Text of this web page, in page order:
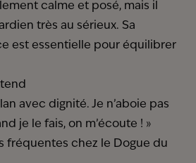
calme et posé, mais il
très au sérieux. Sa
est essentielle pour équilibrer
avec dignité. Je n’aboie pas
je le fais, on m’écoute ! »
fréquentes chez le Dogue du